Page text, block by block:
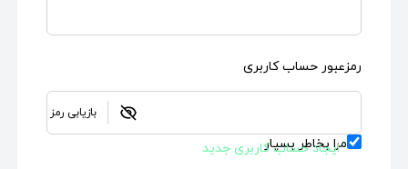
رمزعبور حساب کاربری
بازیابی رمز
مرا بخاطر بسپار
ایجاد حساب کاربری جدید